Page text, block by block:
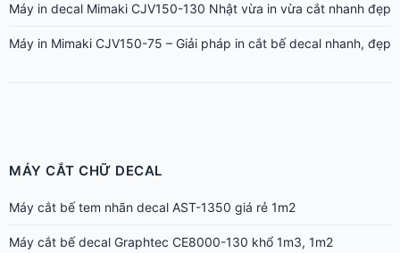
Máy in decal Mimaki CJV150-130 Nhật vừa in vừa cắt nhanh đẹp
Máy in Mimaki CJV150-75 – Giải pháp in cắt bế decal nhanh, đẹp
MÁY CẮT CHỮ DECAL
Máy cắt bế tem nhãn decal AST-1350 giá rẻ 1m2
Máy cắt bế decal Graphtec CE8000-130 khổ 1m3, 1m2